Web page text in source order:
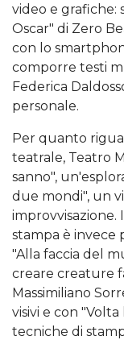
video e grafiche:
Oscar" di Zero
con lo
comporre testi
Federica
personale.
Per quanto
teatrale, Teatro
sanno",
due mondi", un
stampa è invece
"Alla faccia del
creare creature
Massimiliano
visivi e con
tecniche di